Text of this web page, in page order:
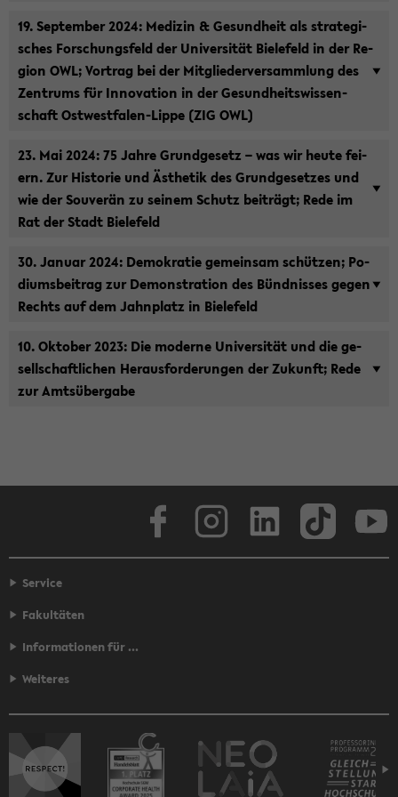
19. Sep­tem­ber 2024: Me­di­zin & Ge­sund­heit als stra­te­gi­
sches For­schungs­feld der Uni­ver­si­tät Bie­le­feld in der Re­
gi­on OWL; Vor­trag bei der Mit­glie­der­ver­samm­lung des
Zen­trums für In­no­va­ti­on in der Ge­sund­heits­wis­sen­
schaft Ostwestfalen-​Lippe (ZIG OWL)
23. Mai 2024: 75 Jahre Grund­ge­setz – was wir heute fei­
ern. Zur His­to­rie und Äs­the­tik des Grund­ge­set­zes und
wie der Sou­ve­rän zu sei­nem Schutz bei­trägt; Rede im
Rat der Stadt Bie­le­feld
30. Ja­nu­ar 2024: De­mo­kra­tie ge­mein­sam schüt­zen; Po­
di­ums­bei­trag zur De­mons­tra­ti­on des Bünd­nis­ses gegen
Rechts auf dem Jahn­platz in Bie­le­feld
10. Ok­to­ber 2023: Die mo­der­ne Uni­ver­si­tät und die ge­
sell­schaft­li­chen Her­aus­for­de­run­gen der Zu­kunft; Rede
zur Amts­über­ga­be
Face­book
Service
Fakultäten
Informationen für ...
Weiteres